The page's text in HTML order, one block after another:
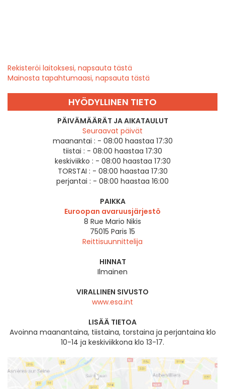
Rekisteröi laitoksesi, napsauta tästä
Mainosta tapahtumaasi, napsauta tästä
HYÖDYLLINEN TIETO
PÄIVÄMÄÄRÄT JA AIKATAULUT
Seuraavat päivät
maanantai : - 08:00 haastaa 17:30
tiistai : - 08:00 haastaa 17:30
keskiviikko : - 08:00 haastaa 17:30
TORSTAI : - 08:00 haastaa 17:30
perjantai : - 08:00 haastaa 16:00
PAIKKA
Euroopan avaruusjärjestö
8 Rue Mario Nikis
75015 Paris 15
Reittisuunnittelija
HINNAT
Ilmainen
VIRALLINEN SIVUSTO
www.esa.int
LISÄÄ TIETOA
Avoinna maanantaina, tiistaina, torstaina ja perjantaina klo
10-14 ja keskiviikkona klo 13-17.